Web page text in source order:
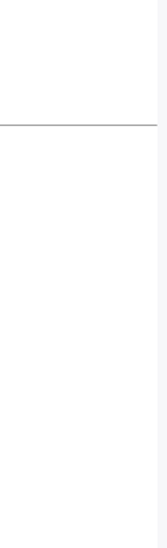
าศ
าคาถู
านาย
จ้าง
น